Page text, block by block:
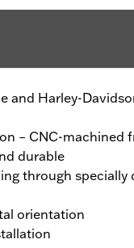
and Harley-
– CNC-machined
durable
through specially
orientation